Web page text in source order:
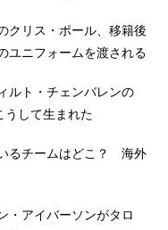
クリス・ポール、移籍後
ユニフォームを渡される
ト・チェンバレンの
うして生まれた
るチームはどこ？ 海外
・アイバーソンがタロ